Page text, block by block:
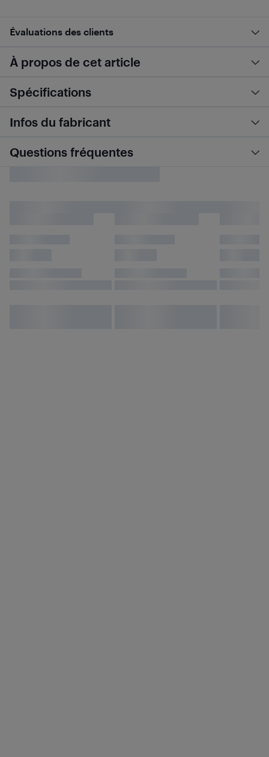
Évaluations des clients
À propos de cet article
Spécifications
Infos du fabricant
Questions fréquentes